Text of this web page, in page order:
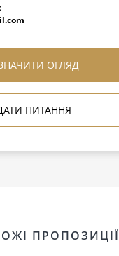
ОГЛЯД
ПИТАННЯ
ПРОПОЗИЦІЇ